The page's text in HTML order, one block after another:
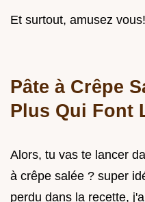
Et surtout, amusez
Pâte à Crêpe
Plus Qui Font
Alors, tu vas te lancer
à crêpe salée ? super
perdu dans la recette,